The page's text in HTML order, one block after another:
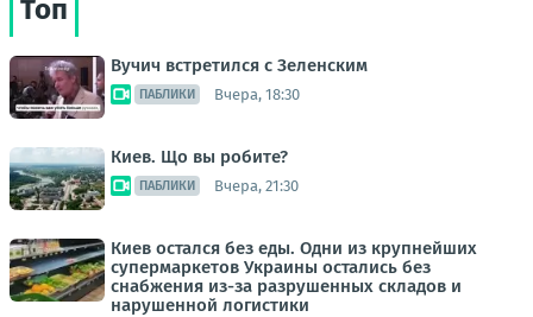
Топ
Вучич встретился с Зеленским
ПАБЛИКИ Вчера, 18:30
Киев. Що вы робите?
ПАБЛИКИ Вчера, 21:30
Киев остался без еды. Одни из крупнейших
супермаркетов Украины остались без
снабжения из-за разрушенных складов и
нарушенной логистики